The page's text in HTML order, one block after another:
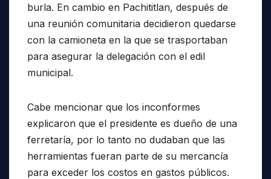
burla. En cambio en Pachititlan, después de
una reunión comunitaria decidieron quedarse
con la camioneta en la que se trasportaban
para asegurar la delegación con el edil
municipal.
Cabe mencionar que los inconformes
explicaron que el presidente es dueño de una
ferretaría, por lo tanto no dudaban que las
herramientas fueran parte de su mercancía
para exceder los costos en gastos públicos.